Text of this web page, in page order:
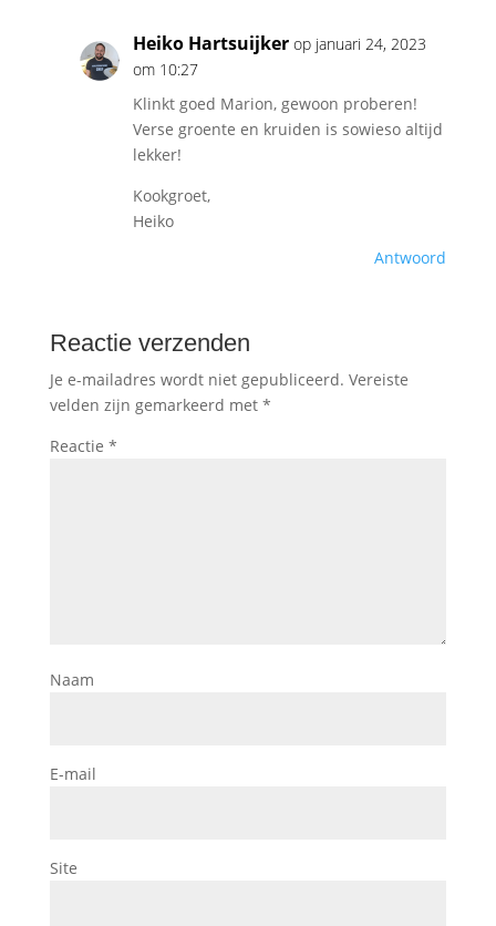
Heiko Hartsuijker op januari 24, 2023
om 10:27
Klinkt goed Marion, gewoon proberen!
Verse groente en kruiden is sowieso altijd
lekker!
Kookgroet,
Heiko
Antwoord
Reactie verzenden
Je e-mailadres wordt niet gepubliceerd. Vereiste
velden zijn gemarkeerd met *
Reactie *
Naam
E-mail
Site